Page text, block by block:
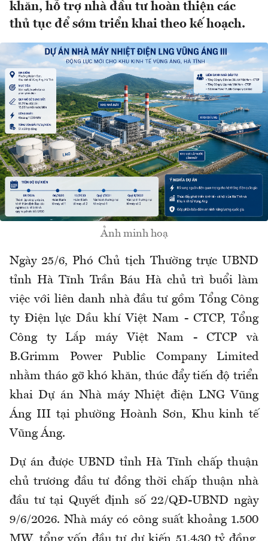
khăn, hỗ trợ nhà đầu tư hoàn thiện các
thủ tục để sớm triển khai theo kế hoạch.
Ảnh minh hoạ
Ngày 25/6, Phó Chủ tịch Thường trực UBND
tỉnh Hà Tĩnh Trần Báu Hà chủ trì buổi làm
việc với liên danh nhà đầu tư gồm Tổng Công
ty Điện lực Dầu khí Việt Nam - CTCP, Tổng
Công ty Lắp máy Việt Nam - CTCP và
B.Grimm Power Public Company Limited
nhằm tháo gỡ khó khăn, thúc đẩy tiến độ triển
khai Dự án Nhà máy Nhiệt điện LNG Vũng
Áng III tại phường Hoành Sơn, Khu kinh tế
Vũng Áng.
Dự án được UBND tỉnh Hà Tĩnh chấp thuận
chủ trương đầu tư đồng thời chấp thuận nhà
đầu tư tại Quyết định số 22/QĐ-UBND ngày
9/6/2026. Nhà máy có công suất khoảng 1.500